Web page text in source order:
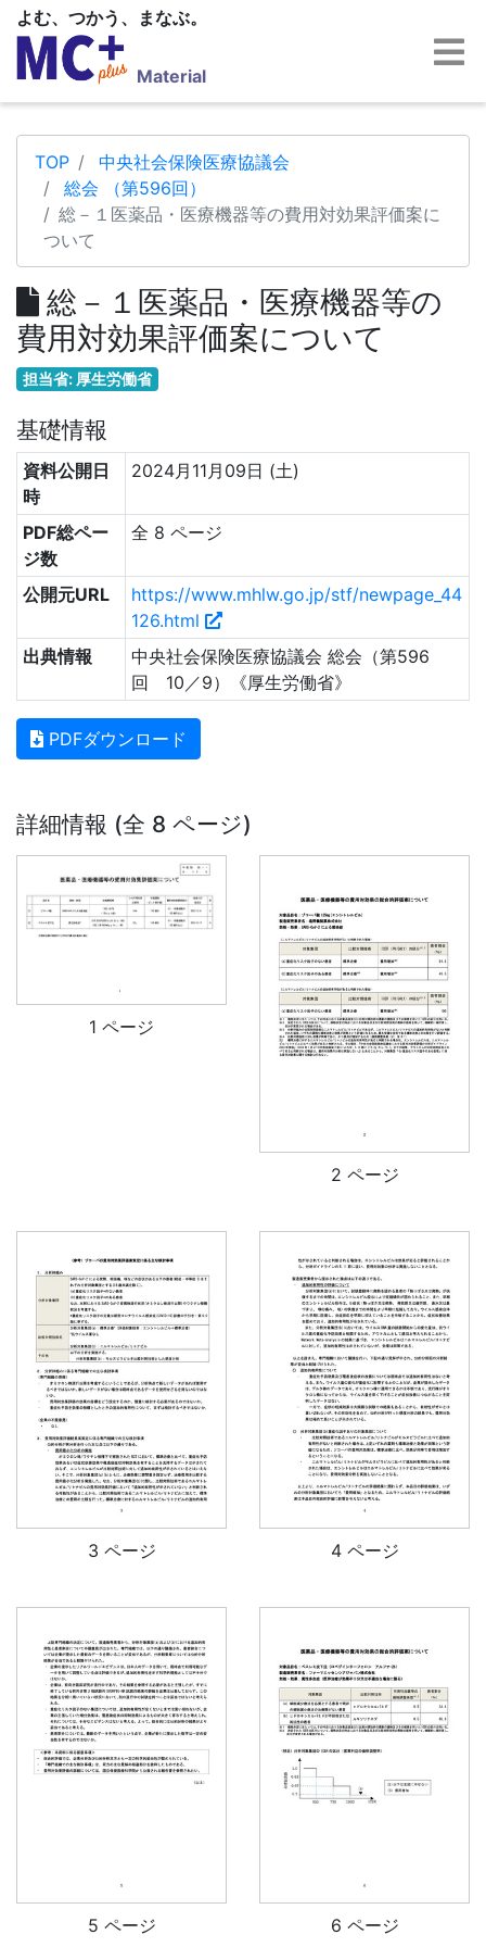
よむ、つかう、まなぶ。
Material
TOP
中央社会保険医療協議会
総会 （第596回）
総－１医薬品・医療機器等の費用対効果評価案に
ついて
総－１医薬品・医療機器等の
費用対効果評価案について
担当省: 厚生労働省
基礎情報
資料公開日
時
2024月11月09日 (土)
PDF総ペー
ジ数
全 8 ページ
公開元URL
https://www.mhlw.go.jp/stf/newpage_44
126.html
出典情報
中央社会保険医療協議会 総会（第596
回 10／9）《厚生労働省》
PDFダウンロード
詳細情報 (全 8 ページ)
1 ページ
2 ページ
3 ページ 4 ページ
5 ページ 6 ページ